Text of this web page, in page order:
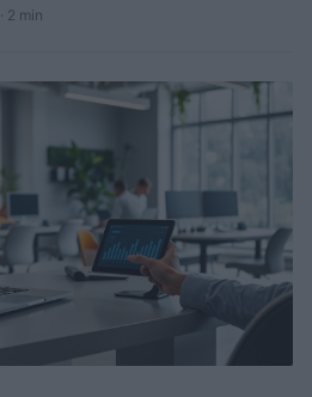
· 2 min